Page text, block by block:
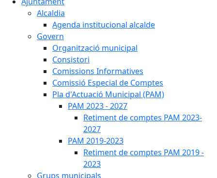
Alcaldia
Agenda institucional alcalde
Govern
Organització municipal
Consistori
Comissions Informatives
Comissió Especial de Comptes
Pla d'Actuació Municipal (PAM)
PAM 2023 - 2027
Retiment de comptes PAM 2023-
2027
PAM 2019-2023
Retiment de comptes PAM 2019 -
2023
Grups municipals